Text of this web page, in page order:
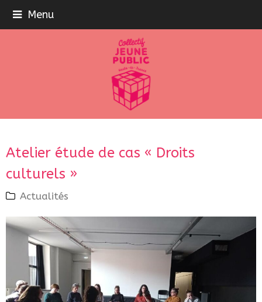
Menu
Atelier étude de cas « Droits
culturels »
Actualités